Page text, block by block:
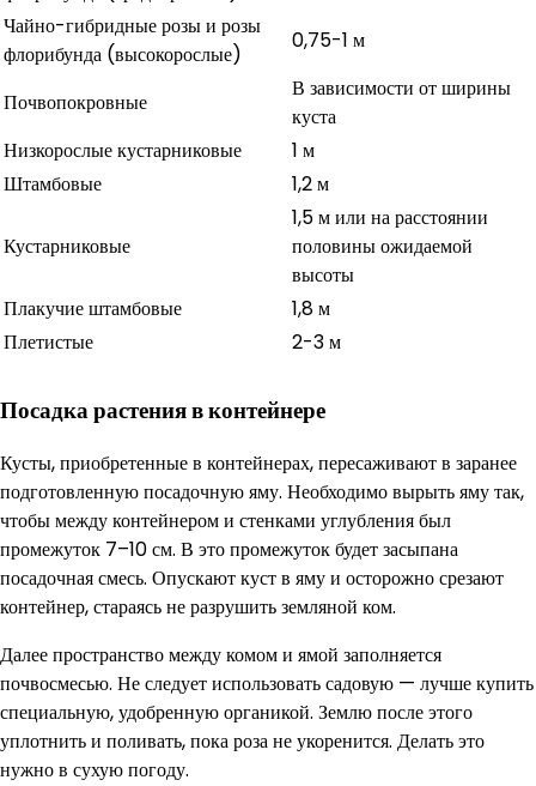
Чайно-гибридные розы и розы
флорибунда (высокорослые)
0,75-1 м
Почвопокровные
В зависимости от ширины
куста
Низкорослые кустарниковые
1 м
Штамбовые
1,2 м
Кустарниковые
1,5 м или на расстоянии
половины ожидаемой
высоты
Плакучие штамбовые
1,8 м
Плетистые
2-3 м
Посадка растения в контейнере
Кусты, приобретенные в контейнерах, пересаживают в заранее
подготовленную посадочную яму. Необходимо вырыть яму так,
чтобы между контейнером и стенками углубления был
промежуток 7–10 см. В это промежуток будет засыпана
посадочная смесь. Опускают куст в яму и осторожно срезают
контейнер, стараясь не разрушить земляной ком.
Далее пространство между комом и ямой заполняется
почвосмесью. Не следует использовать садовую — лучше купить
специальную, удобренную органикой. Землю после этого
уплотнить и поливать, пока роза не укоренится. Делать это
нужно в сухую погоду.